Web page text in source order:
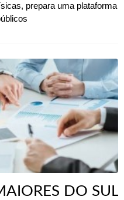
prepara uma plataforma
DO SUL